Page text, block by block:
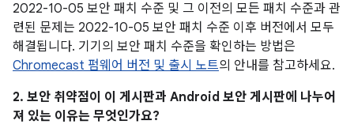
2022-10-05 보안 패치 수준 및 그 이전의 모든 패치 수준과 관
련된 문제는 2022-10-05 보안 패치 수준 이후 버전에서 모두
해결됩니다. 기기의 보안 패치 수준을 확인하는 방법은
Chromecast 펌웨어 버전 및 출시 노트의 안내를 참고하세요.
2. 보안 취약점이 이 게시판과 Android 보안 게시판에 나누어
져 있는 이유는 무엇인가요?